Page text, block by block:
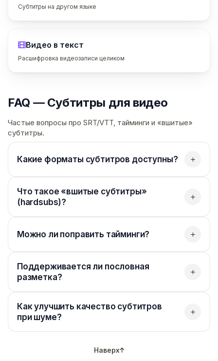
Субтитры на другом языке
Видео в текст
Расшифровка видеозаписи целиком
FAQ — Субтитры для видео
Частые вопросы про SRT/VTT, тайминги и «вшитые»
субтитры.
Какие форматы субтитров доступны?
Что такое «вшитые субтитры»
(hardsubs)?
Можно ли поправить тайминги?
Поддерживается ли пословная
разметка?
Как улучшить качество субтитров
при шуме?
Наверх